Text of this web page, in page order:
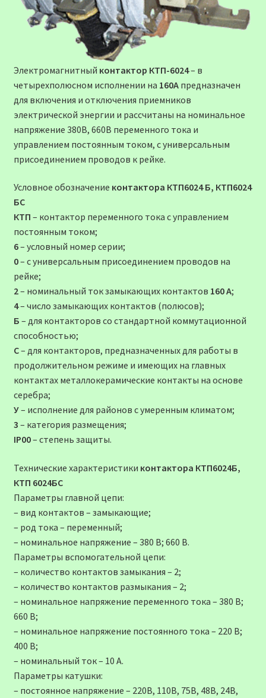
Электромагнитный контактор КТП-6024– в
четырехполюсном исполнении на 160Апредназначен
для включения и отключения приемников
электрической энергии и рассчитаны на номинальное
напряжение 380В, 660В переменного тока и
управлением постоянным током, с универсальным
присоединением проводов к рейке.
Условное обозначение контактора КТП6024 Б, КТП6024
БС
КТП – контактор переменного тока с управлением
постоянным током;
6– условный номер серии;
0– с универсальным присоединением проводов на
рейке;
2– номинальный ток замыкающих контактов 160 А;
4– число замыкающих контактов (полюсов);
Б – для контакторов со стандартной коммутационной
способностью;
С– для контакторов, предназначенных для работы в
продолжительном режиме и имеющих на главных
контактах металлокерамические контакты на основе
серебра;
У– исполнение для районов с умеренным климатом;
3 – категория размещения;
IP00– степень защиты.
Технические характеристики контактора КТП6024Б,
КТП 6024БС
Параметры главной цепи:
– вид контактов – замыкающие;
– род тока – переменный;
– номинальное напряжение – 380 В; 660 В.
Параметры вспомогательной цепи:
– количество контактов замыкания – 2;
– количество контактов размыкания – 2;
– номинальное напряжение переменного тока – 380 В;
660 В;
– номинальное напряжение постоянного тока – 220 В;
400 В;
– номинальный ток – 10 А.
Параметры катушки:
– постоянное напряжение – 220В, 110В, 75В, 48В, 24В,